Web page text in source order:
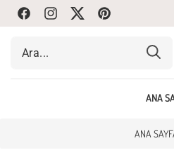
FacebookInstagram
Twitte Pinterest
ANA
ANA